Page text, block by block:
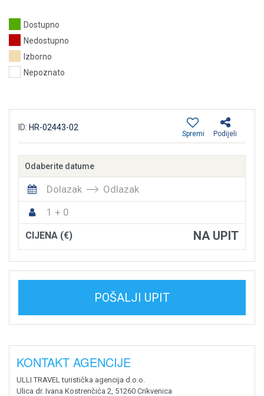
Dostupno
Nedostupno
Izborno
Nepoznato
ID: HR-02443-02
Podijeli
Spremi
Odaberite datume
Dolazak
Odlazak
1 + 0
CIJENA (€) NA UPIT
POŠALJI UPIT
KONTAKT AGENCIJE
ULLI TRAVEL turistička agencija d.o.o.
Ulica dr. Ivana Kostrenčića 2, 51260 Crikvenica